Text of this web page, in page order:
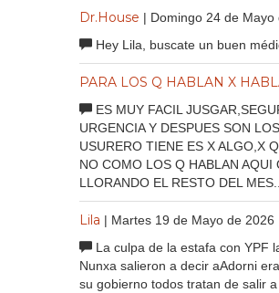
Dr.House | Domingo 24 de Mayo
Hey Lila, buscate un buen
PARA LOS Q HABLAN X
ES MUY FACIL
URGENCIA Y DESPUES SON
USURERO TIENE ES X ALGO,X
NO COMO LOS Q HABLAN AQUI
LLORANDO EL RESTO DEL
Lila | Martes 19 de Mayo de 2026
La culpa de la estafa con YPF
Nunxa salieron a decir aAdorni
su gobierno todos tratan de salir